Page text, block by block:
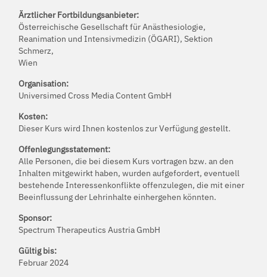
Ärztlicher Fortbildungsanbieter:
Österreichische Gesellschaft für Anästhesiologie,
Reanimation und Intensivmedizin (ÖGARI), Sektion
Schmerz,
Wien
Organisation:
Universimed Cross Media Content GmbH
Kosten:
Dieser Kurs wird Ihnen kostenlos zur Verfügung gestellt.
Offenlegungsstatement:
Alle Personen, die bei diesem Kurs vortragen bzw. an den
Inhalten mitgewirkt haben, wurden aufgefordert, eventuell
bestehende Interessenkonflikte offenzulegen, die mit einer
Beeinflussung der Lehrinhalte einhergehen könnten.
Sponsor:
Spectrum Therapeutics Austria GmbH
Gültig bis:
Februar 2024